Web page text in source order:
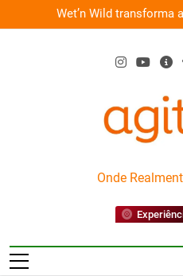
to
Wet’n Wild transforma
Onde